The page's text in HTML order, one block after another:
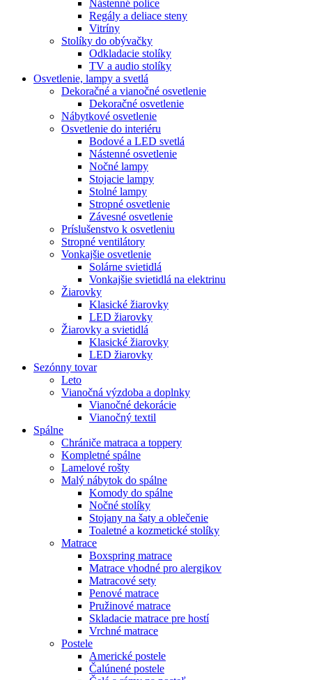
Nástenné police
Regály a deliace steny
Vitríny
Stolíky do obývačky
Odkladacie stolíky
TV a audio stolíky
Osvetlenie, lampy a svetlá
Dekoračné a vianočné osvetlenie
Dekoračné osvetlenie
Nábytkové osvetlenie
Osvetlenie do interiéru
Bodové a LED svetlá
Nástenné osvetlenie
Nočné lampy
Stojacie lampy
Stolné lampy
Stropné osvetlenie
Závesné osvetlenie
Príslušenstvo k osvetleniu
Stropné ventilátory
Vonkajšie osvetlenie
Solárne svietidlá
Vonkajšie svietidlá na elektrinu
Žiarovky
Klasické žiarovky
LED žiarovky
Žiarovky a svietidlá
Klasické žiarovky
LED žiarovky
Sezónny tovar
Leto
Vianočná výzdoba a doplnky
Vianočné dekorácie
Vianočný textil
Spálne
Chrániče matraca a toppery
Kompletné spálne
Lamelové rošty
Malý nábytok do spálne
Komody do spálne
Nočné stolíky
Stojany na šaty a oblečenie
Toaletné a kozmetické stolíky
Matrace
Boxspring matrace
Matrace vhodné pro alergikov
Matracové sety
Penové matrace
Pružinové matrace
Skladacie matrace pre hostí
Vrchné matrace
Postele
Americké postele
Čalúnené postele